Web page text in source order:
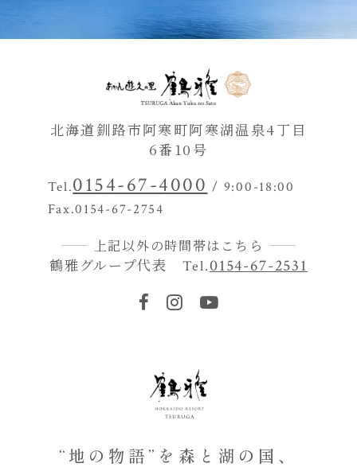
北海道釧路市阿寒町阿寒湖温泉4丁目
6番10号
Tel.0154-67-4000 / 9:00-18:00
Fax.0154-67-2754
上記以外の時間帯はこちら
鶴雅グループ代表 Tel.0154-67-2531
“地の物語”を森と湖の国、